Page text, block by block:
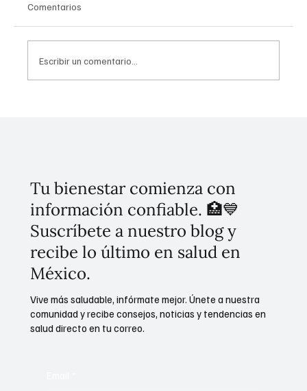
Comentarios
Escribir un comentario...
Tu bienestar comienza con
información confiable. 🏥💙
Suscríbete a nuestro blog y
recibe lo último en salud en
México.
Vive más saludable, infórmate mejor. Únete a nuestra
comunidad y recibe consejos, noticias y tendencias en
salud directo en tu correo.